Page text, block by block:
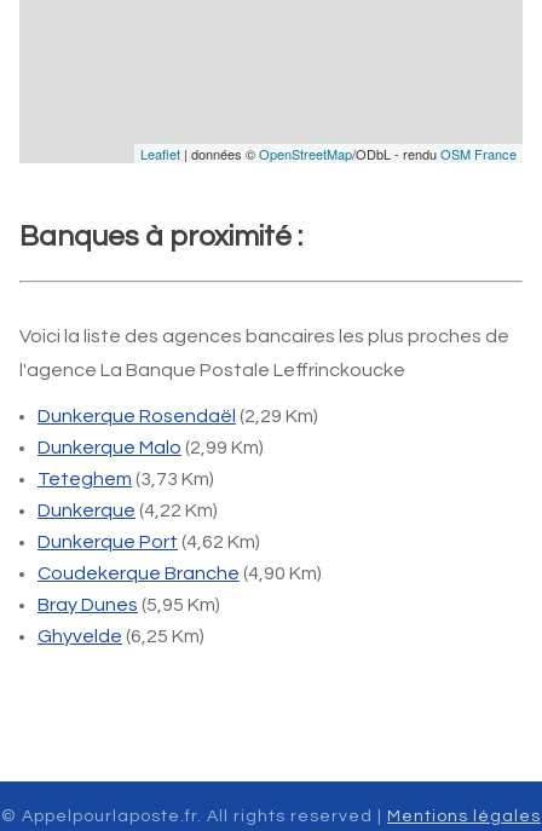
Leaflet | données ©OpenStreetMap/ODbL - renduOSM France
Banques à proximité :
Voici la liste des agences bancaires les plus proches de
l'agence La Banque Postale Leffrinckoucke
Dunkerque Rosendaël (2,29 Km)
Dunkerque Malo (2,99 Km)
Teteghem (3,73 Km)
Dunkerque (4,22 Km)
Dunkerque Port (4,62 Km)
Coudekerque Branche (4,90 Km)
Bray Dunes (5,95 Km)
Ghyvelde (6,25 Km)
© Appelpourlaposte.fr. All rights reserved | Mentions légales